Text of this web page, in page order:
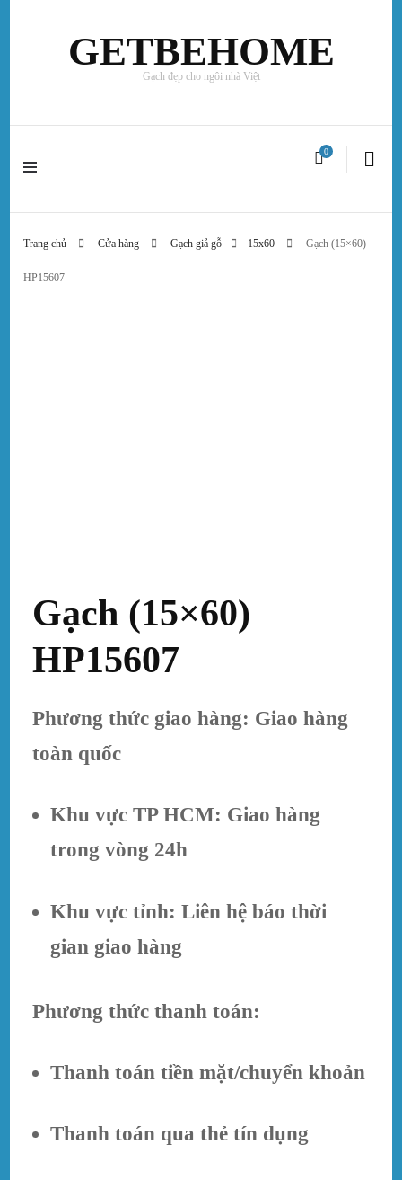
GETBEHOME
Gạch đẹp cho ngôi nhà Việt
0
Trang chủ Cửa hàng Gạch giả gỗ 15x60 Gạch (15×60)
HP15607
Gạch (15×60)
HP15607
Phương thức giao hàng: Giao hàng
toàn quốc
Khu vực TP HCM: Giao hàng
trong vòng 24h
Khu vực tỉnh: Liên hệ báo thời
gian giao hàng
Phương thức thanh toán:
Thanh toán tiền mặt/chuyển khoản
Thanh toán qua thẻ tín dụng